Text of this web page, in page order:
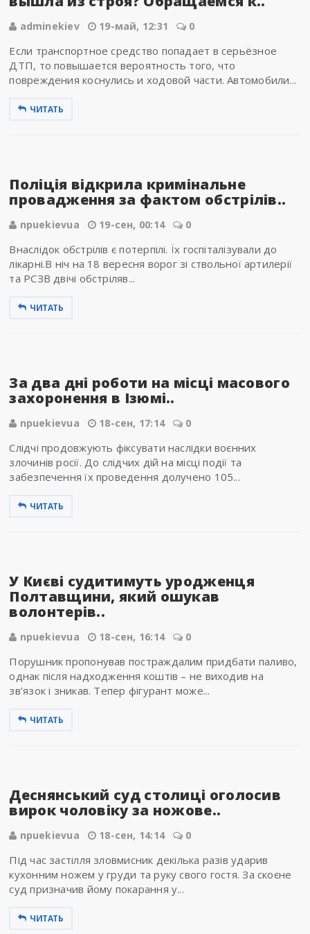
adminekiev 19-май, 12:31 0
Если транспортное средство попадает в серьёзное
ДТП, то повышается вероятность того, что
повреждения коснулись и ходовой части. Автомобили...
ЧИТАТЬ
Поліція відкрила кримінальне
провадження за фактом обстрілів..
npuekievua 19-сен, 00:14 0
Внаслідок обстрілів є потерпілі. Їх госпіталізували до
лікарні.В ніч на 18 вересня ворог зі ствольної артилерії
та РСЗВ двічі обстріляв...
ЧИТАТЬ
За два дні роботи на місці масового
захоронення в Ізюмі..
npuekievua 18-сен, 17:14 0
Слідчі продовжують фіксувати наслідки воєнних
злочинів росії. До слідчих дій на місці події та
забезпечення їх проведення долучено 105...
ЧИТАТЬ
У Києві судитимуть уродженця
Полтавщини, який ошукав
волонтерів..
npuekievua 18-сен, 16:14 0
Порушник пропонував постраждалим придбати паливо,
однак після надходження коштів – не виходив на
зв’язок і зникав. Тепер фігурант може...
ЧИТАТЬ
Деснянський суд столиці оголосив
вирок чоловіку за ножове..
npuekievua 18-сен, 14:14 0
Під час застілля зловмисник декілька разів ударив
кухонним ножем у груди та руку свого гостя. За скоєне
суд призначив йому покарання у...
ЧИТАТЬ